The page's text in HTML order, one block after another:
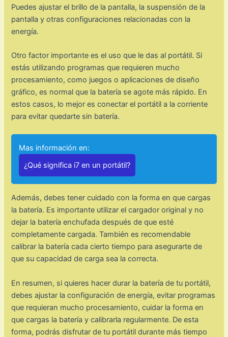
Puedes ajustar el brillo de la pantalla, la suspensión de la
pantalla y otras configuraciones relacionadas con la
energía.
Otro factor importante es el uso que le das al portátil. Si
estás utilizando programas que requieren mucho
procesamiento, como juegos o aplicaciones de diseño
gráfico, es normal que la batería se agote más rápido. En
estos casos, lo mejor es conectar el portátil a la corriente
para evitar quedarte sin batería.
Mas información en:
¿Qué significa i7 en un portátil?
Además, debes tener cuidado con la forma en que cargas
la batería. Es importante utilizar el cargador original y no
dejar la batería enchufada después de que esté
completamente cargada. También es recomendable
calibrar la batería cada cierto tiempo para asegurarte de
que su capacidad de carga sea la correcta.
En resumen, si quieres hacer durar la batería de tu portátil,
debes ajustar la configuración de energía, evitar programas
que requieran mucho procesamiento, cuidar la forma en
que cargas la batería y calibrarla regularmente. De esta
forma, podrás disfrutar de tu portátil durante más tiempo